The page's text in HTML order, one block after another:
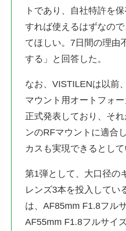
トであり、自社特許を
すれば使えるはずなの
てほしい。7日間の理由
する」と回答した。
なお、VISTILENは以前
マウント用オートフォ
正式発表しており、そ
ンのRFマウントに適合
カスも実現できるとして
第1弾として、大口径の
レンズ3本を投入してい
は、AF85mm F1.8フル
AF55mm F1.8フルサイ